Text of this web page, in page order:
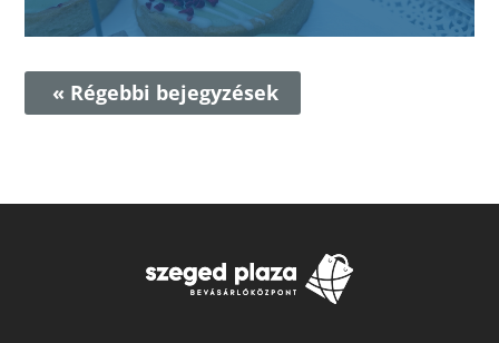
« Régebbi bejegyzések